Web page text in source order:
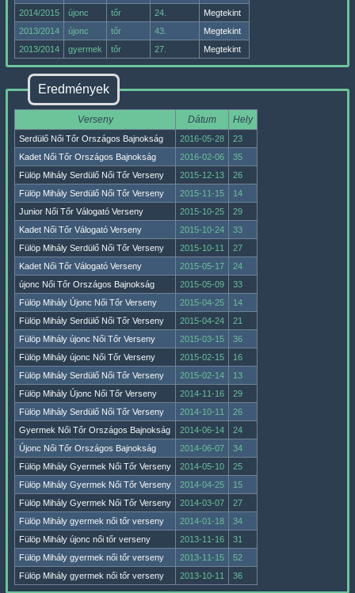
2014/2015
újonc tőr 24.
Megtekint
2013/2014
újonc tőr 43.
Megtekint
2013/2014
gyermek tőr 27. Megtekint
Eredmények
Verseny Dátum Hely
Serdülő Női Tőr Országos Bajnokság 2016-05-28
23
Kadet Női Tőr Országos Bajnokság
2016-02-06
35
Fülöp Mihály Serdülő Női Tőr Verseny
2015-12-13
26
Fülöp Mihály Serdülő Női Tőr Verseny
2015-11-15
14
Junior Női Tőr Válogató Verseny
2015-10-25
29
Kadet Női Tőr Válogató Verseny
2015-10-24
33
Fülöp Mihály Serdülő Női Tőr Verseny
2015-10-11
27
Kadet Női Tőr Válogató Verseny
2015-05-17
24
újonc Női Tőr Országos Bajnokság
2015-05-09
33
Fülöp Mihály Újonc Női Tőr Verseny
2015-04-25
14
Fülöp Mihály Serdülő Női Tőr Verseny
2015-04-24
21
Fülöp Mihály újonc Női Tőr Verseny
2015-03-15
36
Fülöp Mihály újonc Női Tőr Verseny
2015-02-15
16
Fülöp Mihály Serdülő Női Tőr Verseny
2015-02-14
13
Fülöp Mihály Újonc Női Tőr Verseny
2014-11-16
29
Fülöp Mihály Serdülő Női Tőr Verseny
2014-10-11
26
Gyermek Női Tőr Országos Bajnokság
2014-06-14
24
Újonc Női Tőr Országos Bajnokság
2014-06-07
34
Fülöp Mihály Gyermek Női Tőr Verseny
2014-05-10
25
Fülöp Mihály Gyermek Női Tőr Verseny
2014-04-25
15
Fülöp Mihály Gyermek Női Tőr Verseny
2014-03-07
27
Fülöp Mihály gyermek női tőr verseny
2014-01-18
34
Fülöp Mihály újonc női tőr verseny
2013-11-16
31
Fülöp Mihály gyermek női tőr verseny
2013-11-15
52
Fülöp Mihály gyermek női tőr verseny
2013-10-11 36